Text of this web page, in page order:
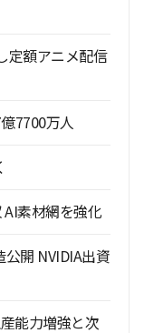
定額アニメ配信
7700万人
素材網を強化
公開 NVIDIA出資
能力増強と次